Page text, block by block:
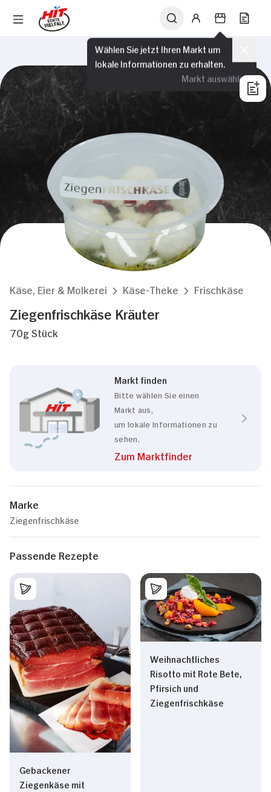
Wählen Sie jetzt Ihren Markt um
lokale Informationen zu erhalten.
Markt auswählen
Käse, Eier & Molkerei Käse-Theke Frischkäse
Ziegenfrischkäse Kräuter
70g Stück
Markt finden
Bitte wählen Sie einen
Markt aus,
um lokale Informationen zu
sehen.
Zum Marktfinder
Marke
Ziegenfrischkäse
Passende Rezepte
Gebackener
Ziegenkäse mit
Weihnachtliches
Risotto mit Rote Bete,
Pfirsich und
Ziegenfrischkäse